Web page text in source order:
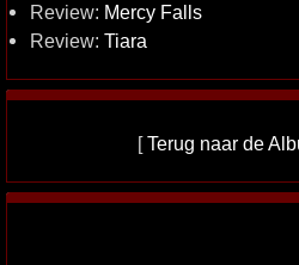
Review: Mercy Falls
Review: Tiara
[Terug naar de